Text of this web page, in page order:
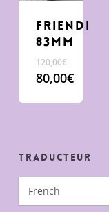
friendi
83mm
120,00€
Le
initial
80,00€
prix
80,00€.
Traducteur